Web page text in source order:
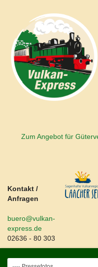
Zum Angebot für
Kontakt /
Anfragen
buero@vulkan-
express.de
02636 - 80 303